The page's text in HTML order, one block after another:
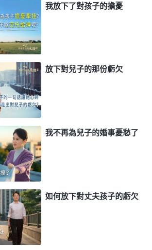
長大了那你就應該放手了。你該做的
一生除了撫養子女長大成人還有其
你除了是你子女的父母之外你還是
來到神面前接受你的本分。你的本
了嗎？你完成了嗎？你走上蒙拯救
是你該想的。至于子女成年之後何去
怎麽樣、境况怎麽樣，他們快不快
父母没有任何的關係。不管從形式
已經獨立了，你也應該讓他獨立，
該控制他。不管從形式上還是從情
係上你的責任已經盡完了，你跟他已
了。」《話・卷六 關于追求
）》看了神的話我就像卸下一個沉重
鬆。父母把兒女養到成年了責任就
再為他們生活得好不好而牽腸挂肚甚
精力。父母不是兒女的免費保姆，
我放下了對孩子的擔憂
放下對兒子的那份虧欠
我不再為兒子的婚事憂愁了
如何放下對丈夫孩子的虧欠